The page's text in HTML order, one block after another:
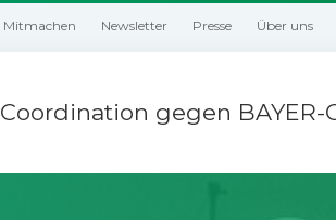
Mitmachen Newsletter Presse Über uns
Coordination gegen BAYER-